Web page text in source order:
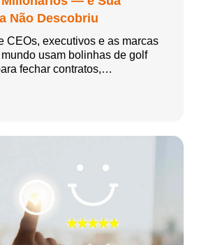
Não Descobriu
CEOs, executivos e as marcas
usam bolinhas de golf
fechar contratos,…